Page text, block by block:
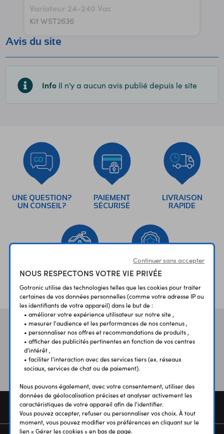
Variateur 24-240 Vac
Kit WST2636
Avis du site
Info Il n'y a aucun avis publié depuis le site
UNE QUESTION?
UN CONSEIL?
PAIEMENT
SÉCURISÉ
LIVRAISON
RAPIDE
SCOLAIRES
D’EXPERIENCE
Vos aviset témoignages
COMMANDE
Continuer sans accepter
NOUS RESPECTONS VOTRE VIE PRIVÉE
Gotronic utilise des technologies telles que les cookies pour traiter
certaines de vos données personnelles (comme votre adresse IP ou
les identifiants de votre appareil) dans le but de :
• améliorer votre expérience utilisateur sur notre site ,
• mesurer l'audience et les performances de nos contenus ,
• personnaliser nos offres et recommandations de produits ,
• afficher des publicités pertinentes en fonction de vos centres
d'intérêt ,
• faciliter l'interaction avec des services tiers (ex. réseaux
sociaux, services de chat ou de paiement).
Nous pouvons également, avec votre consentement, utiliser des
données de géolocalisation précises et analyser activement les
caractéristiques de votre appareil afin de l'identifier.
Vous pouvez accepter, refuser ou personnaliser vos choix. À tout
moment, vous pouvez modifier vos préférences en cliquant sur le
lien « Gérer les cookies » en bas de page.